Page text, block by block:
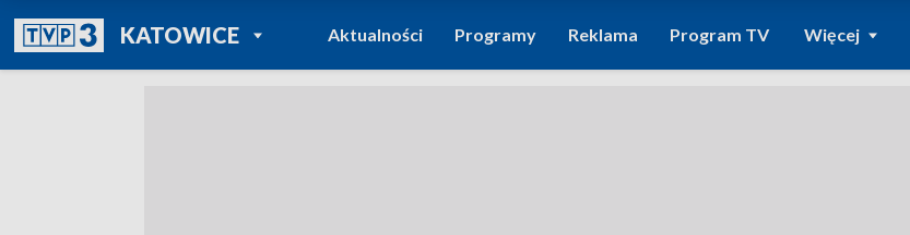
KATOWICEPOWRÓT DO
TVP REGIONY
Aktualności Programy Reklama Program TV Więcej